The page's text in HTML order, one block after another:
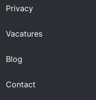
Privacy
Vacatures
Blog
Contact